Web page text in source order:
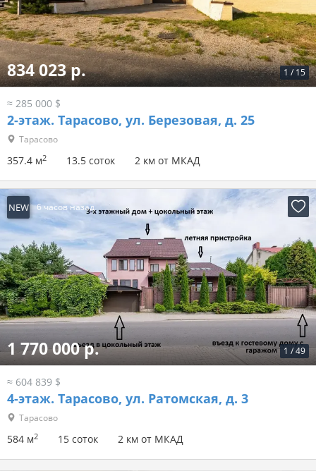
1 / 15
834 023 р.
≈ 285 000 $
2-этаж. Тарасово, ул. Березовая, д. 25
Тарасово
357.4 м2 13.5 соток 2 км от МКАД
NEW 6 часов назад
1 /49
1 770 000 р.
≈ 604 839 $
4-этаж. Тарасово, ул. Ратомская, д. 3
Тарасово
584 м2 15 соток 2 км от МКАД